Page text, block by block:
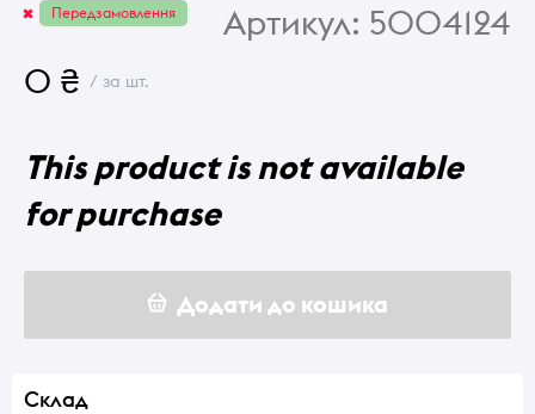
Передзамовлення Артикул: 5004124
0 ₴ / за шт.
This product is not available
for purchase
Додати до кошика
Склад